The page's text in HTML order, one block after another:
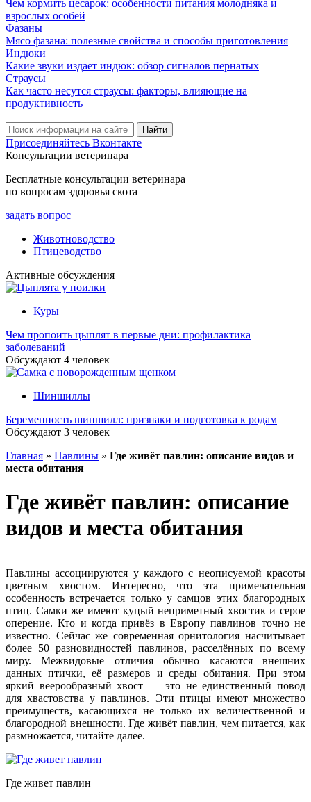
Чем кормить цесарок: особенности питания молодняка и
взрослых особей
Фазаны
Мясо фазана: полезные свойства и способы приготовления
Индюки
Какие звуки издает индюк: обзор сигналов пернатых
Страусы
Как часто несутся страусы: факторы, влияющие на
продуктивность
Присоединяйтесь Вконтакте
Консультации ветеринара
Бесплатные консультации ветеринара
по вопросам здоровья скота
задать вопрос
Животноводство
Птицеводство
Активные обсуждения
Куры
Чем пропоить цыплят в первые дни: профилактика
заболеваний
Обсуждают 4 человек
Шиншиллы
Беременность шиншилл: признаки и подготовка к родам
Обсуждают 3 человек
Главная » Павлины » Где живёт павлин: описание видов и
места обитания
Где живёт павлин: описание
видов и места обитания
Павлины ассоциируются у каждого с неописуемой красоты
цветным хвостом. Интересно, что эта примечательная
особенность встречается только у самцов этих благородных
птиц. Самки же имеют куцый неприметный хвостик и серое
оперение. Кто и когда привёз в Европу павлинов точно не
известно. Сейчас же современная орнитология насчитывает
более 50 разновидностей павлинов, расселённых по всему
миру. Межвидовые отличия обычно касаются внешних
данных птички, её размеров и среды обитания. При этом
яркий веерообразный хвост — это не единственный повод
для хвастовства у павлинов. Эти птицы имеют множество
преимуществ, касающихся не только их величественной и
благородной внешности. Где живёт павлин, чем питается, как
размножается, читайте далее.
Где живет павлин